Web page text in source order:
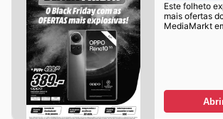
Este folheto
mais ofertas
MediaMarkt